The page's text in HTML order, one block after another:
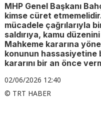
MHP Genel Başkanı
kimse cüret
mücadele çağrılarıyla
saldırıya, kamu
Mahkeme kararına
konunun hassasiyetine
kararını bir an önce
02/06/2026 12:40
© TRT HABER